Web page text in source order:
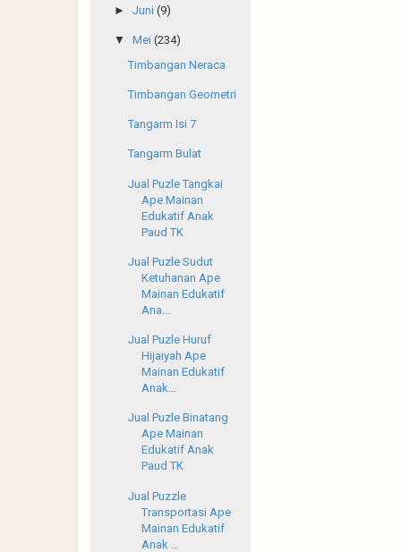
► Juni (9)
▼ Mei (234)
Timbangan Neraca
Timbangan Geometri
Tangarm Isi 7
Tangarm Bulat
Jual Puzle Tangkai
Ape Mainan
Edukatif Anak
Paud TK
Jual Puzle Sudut
Ketuhanan Ape
Mainan Edukatif
Ana...
Jual Puzle Huruf
Hijaiyah Ape
Mainan Edukatif
Anak...
Jual Puzle Binatang
Ape Mainan
Edukatif Anak
Paud TK
Jual Puzzle
Transportasi Ape
Mainan Edukatif
Anak ...